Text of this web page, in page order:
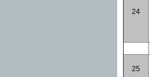
24
25